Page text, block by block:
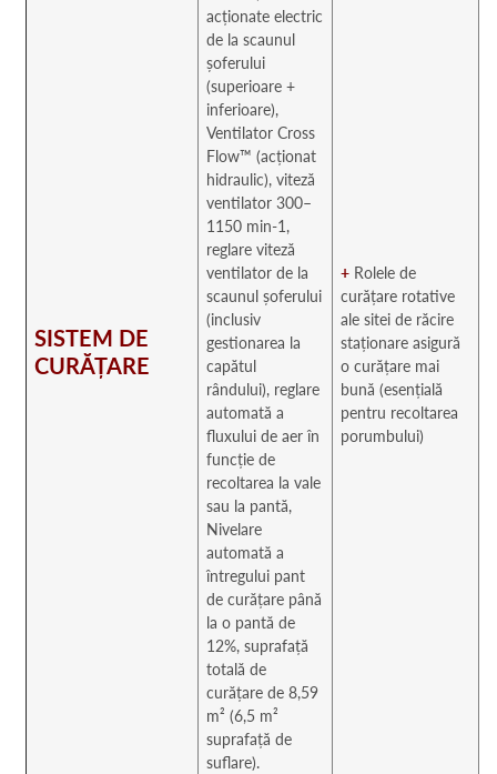
SISTEM DE
CURĂȚARE
acționate electric
de la scaunul
șoferului
(superioare +
inferioare),
Ventilator Cross
Flow™ (acționat
hidraulic), viteză
ventilator 300–
1150 min-1,
reglare viteză
ventilator de la
scaunul șoferului
(inclusiv
gestionarea la
capătul
rândului), reglare
automată a
fluxului de aer în
funcție de
recoltarea la vale
sau la pantă,
Nivelare
automată a
întregului pant
de curățare până
la o pantă de
12%, suprafață
totală de
curățare de 8,59
m² (6,5 m²
suprafață de
suflare).
+ Rolele de
curățare rotative
ale sitei de răcire
staționare asigură
o curățare mai
bună (esențială
pentru recoltarea
porumbului)